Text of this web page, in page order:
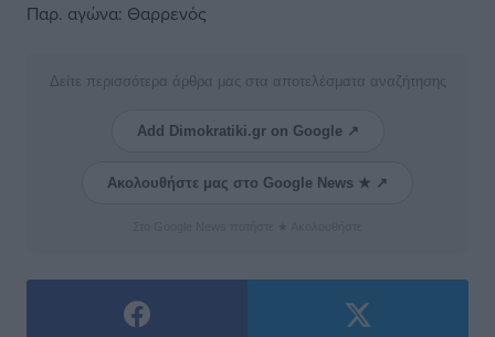
Παρ. αγώνα: Θαρρενός
Δείτε περισσότερα άρθρα μας στα αποτελέσματα αναζήτησης
Add Dimokratiki.gr on Google ↗
Ακολουθήστε μας στο Google News ★ ↗